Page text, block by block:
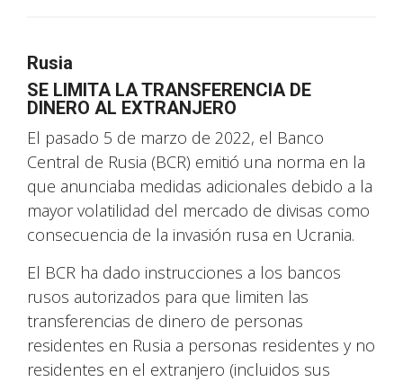
Rusia
SE LIMITA LA TRANSFERENCIA DE
DINERO AL EXTRANJERO
El pasado 5 de marzo de 2022, el Banco
Central de Rusia (BCR) emitió una norma en la
que anunciaba medidas adicionales debido a la
mayor volatilidad del mercado de divisas como
consecuencia de la invasión rusa en Ucrania.
El BCR ha dado instrucciones a los bancos
rusos autorizados para que limiten las
transferencias de dinero de personas
residentes en Rusia a personas residentes y no
residentes en el extranjero (incluidos sus